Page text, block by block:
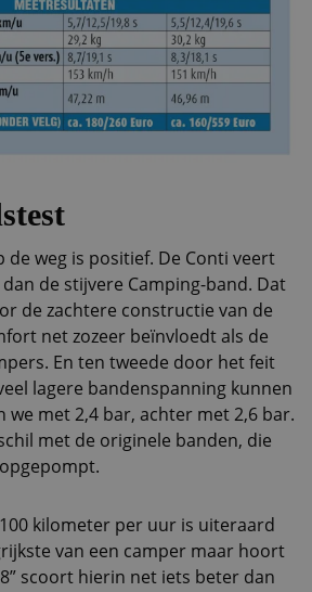
de weg is positief. De Conti veert
de stijvere Camping-band. Dat
de zachtere constructie van de
net zozeer beïnvloedt als de
En ten tweede door het feit
lagere bandenspanning kunnen
we met 2,4 bar, achter met 2,6 bar.
met de originele banden, die
kilometer per uur is uiteraard
van een camper maar hoort
scoort hierin net iets beter dan